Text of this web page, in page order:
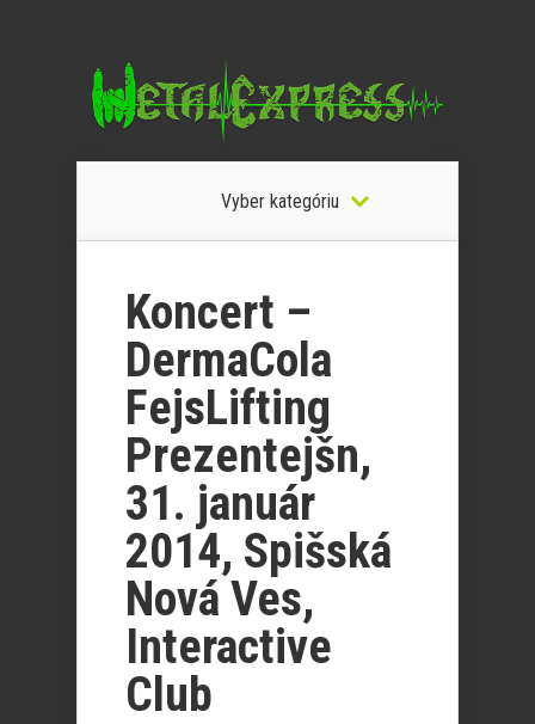
Vyber kategóriu
Koncert –
DermaCola
FejsLifting
Prezentejšn,
31. január
2014, Spišská
Nová Ves,
Interactive
Club